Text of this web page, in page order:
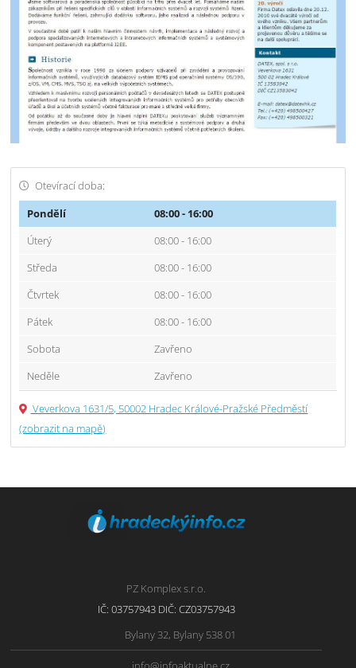
Otevírací doba:
Pondělí
08:00 - 16:00
Úterý
08:00 - 16:00
Středa
08:00 - 16:00
Čtvrtek
08:00 - 16:00
Pátek
08:00 - 16:00
Sobota
Zavřeno
Neděle
Zavřeno
Veverkova 1631/5, 50002 Hradec Králové-Pražské Předměstí
(zobrazit na mapě)
PZ Komplex s.r.o.
IČ: 03757943 DIČ: CZ03757943
Bylany 32, Bylany 538 01